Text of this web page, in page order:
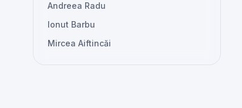
Andreea Radu
Ionut Barbu
Mircea Aiftincăi